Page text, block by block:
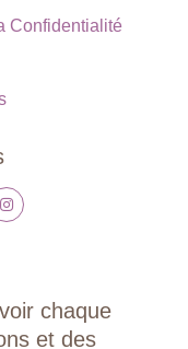
Confidentialité
chaque
et des